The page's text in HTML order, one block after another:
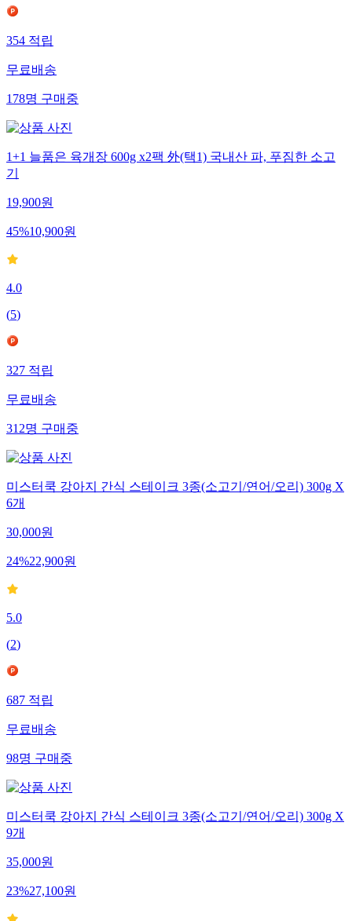
354적립
무료배송
178명구매중
1+1 늘품은 육개장 600g x2팩 外(택1) 국내산 파, 푸짐한 소고
기
19,900원
45%10,900원
4.0
(5)
327적립
무료배송
312명구매중
미스터쿡 강아지 간식 스테이크 3종(소고기/연어/오리) 300g X
6개
30,000원
24%22,900원
5.0
(2)
687적립
무료배송
98명구매중
미스터쿡 강아지 간식 스테이크 3종(소고기/연어/오리) 300g X
9개
35,000원
23%27,100원